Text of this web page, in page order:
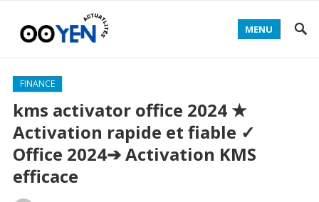
MENU
FINANCE
kms activator office 2024 ★
Activation rapide et fiable ✓
Office 2024➔ Activation KMS
efficace